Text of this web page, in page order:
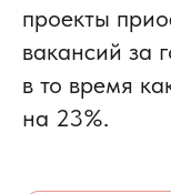
проекты
вакансий за
в то время
на 23%.